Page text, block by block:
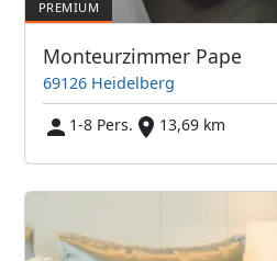
Monteurzimmer Pape
69126 Heidelberg
1-8 Pers.
13,69 km